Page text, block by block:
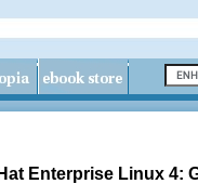
Enterprise Linux